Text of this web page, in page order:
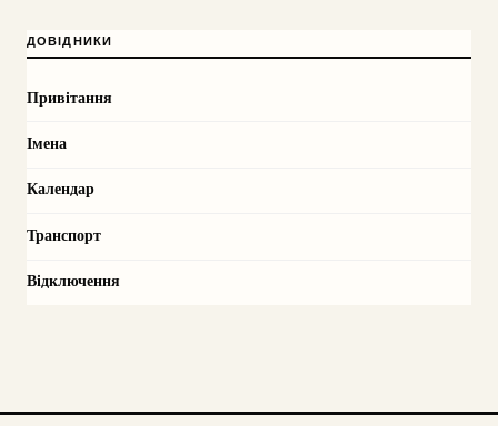
ДОВІДНИКИ
Привітання
Імена
Календар
Транспорт
Відключення